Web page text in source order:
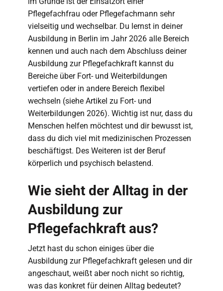
Pflegefachfrau oder Pflegefachmann sehr
vielseitig und wechselbar. Du lernst in deiner
Ausbildung in Berlin im Jahr 2026 alle Bereich
kennen und auch nach dem Abschluss deiner
Ausbildung zur Pflegefachkraft kannst du
Bereiche über Fort- und Weiterbildungen
vertiefen oder in andere Bereich flexibel
wechseln (siehe Artikel zu Fort- und
Weiterbildungen 2026). Wichtig ist nur, dass du
Menschen helfen möchtest und dir bewusst ist,
dass du dich viel mit medizinischen Prozessen
beschäftigst. Des Weiteren ist der Beruf
körperlich und psychisch belastend.
Wie sieht der Alltag in der
Ausbildung zur
Pflegefachkraft aus?
Jetzt hast du schon einiges über die
Ausbildung zur Pflegefachkraft gelesen und dir
angeschaut, weißt aber noch nicht so richtig,
was das konkret für deinen Alltag bedeutet?